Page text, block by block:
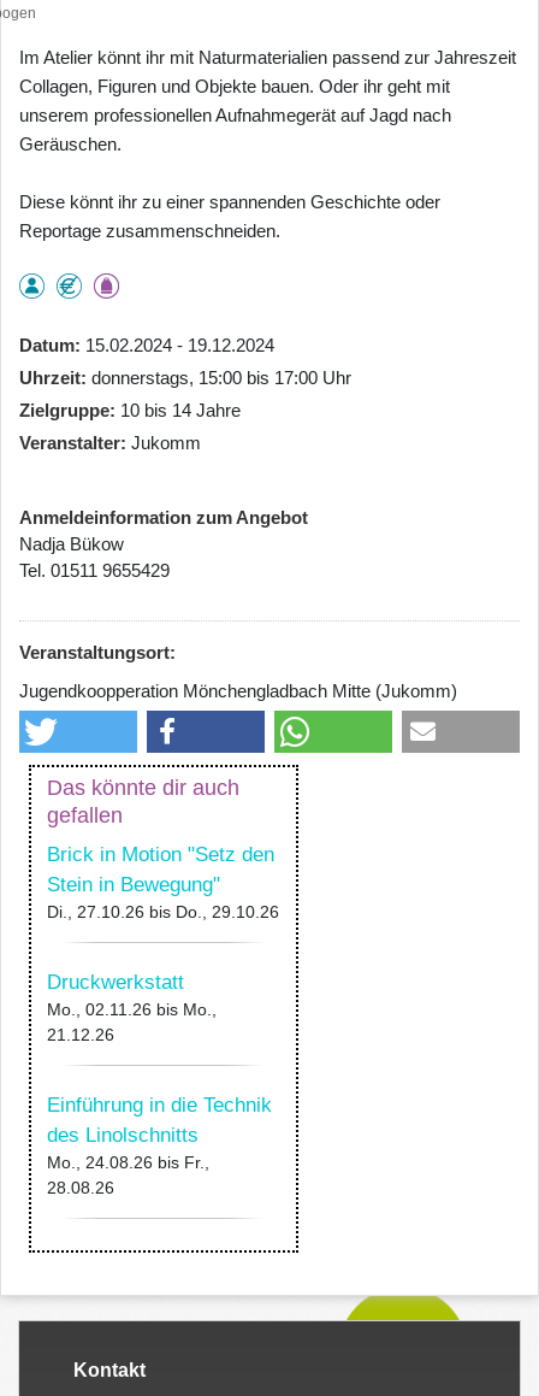
Im Atelier könnt ihr mit Naturmaterialien passend zur Jahreszeit
Collagen, Figuren und Objekte bauen. Oder ihr geht mit
unserem professionellen Aufnahmegerät auf Jagd nach
Geräuschen.
Diese könnt ihr zu einer spannenden Geschichte oder
Reportage zusammenschneiden.
Datum 15.02.2024 - 19.12.2024
Uhrzeit donnerstags, 15:00 bis 17:00 Uhr
Zielgruppe 10 bis 14 Jahre
Veranstalter Jukomm
Anmeldeinformation zum Angebot
Nadja Bükow
Tel. 01511 9655429
Veranstaltungsort:
Jugendkoopperation Mönchengladbach Mitte (Jukomm)
Das könnte dir auch
gefallen
Brick in Motion "Setz den
Stein in Bewegung"
Di., 27.10.26 bis Do., 29.10.26
Druckwerkstatt
Mo., 02.11.26 bis Mo.,
21.12.26
Einführung in die Technik
des Linolschnitts
Mo., 24.08.26 bis Fr.,
28.08.26
Kontakt